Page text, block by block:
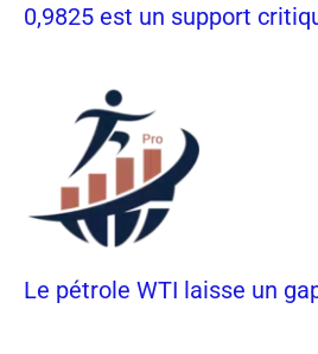
0,9825 est un support
Le pétrole WTI laisse un